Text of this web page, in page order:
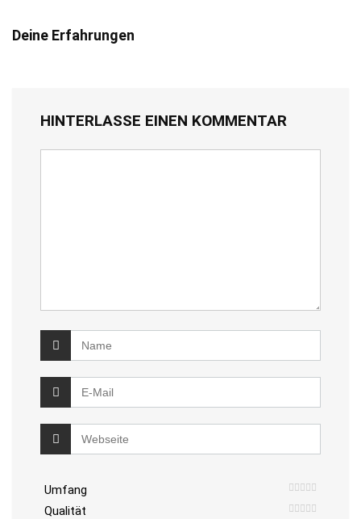
Deine Erfahrungen
HINTERLASSE EINEN KOMMENTAR
Umfang
Qualität